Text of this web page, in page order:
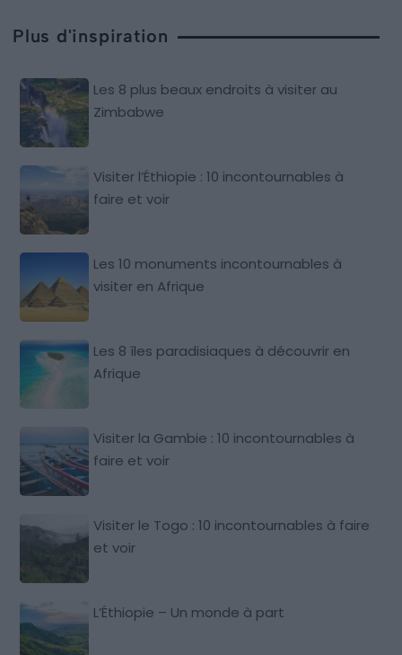
Plus d'inspiration
Les 8 plus beaux endroits à visiter au
Zimbabwe
Visiter l’Éthiopie : 10 incontournables à
faire et voir
Les 10 monuments incontournables à
visiter en Afrique
Les 8 îles paradisiaques à découvrir en
Afrique
Visiter la Gambie : 10 incontournables à
faire et voir
Visiter le Togo : 10 incontournables à faire
et voir
L’Éthiopie – Un monde à part